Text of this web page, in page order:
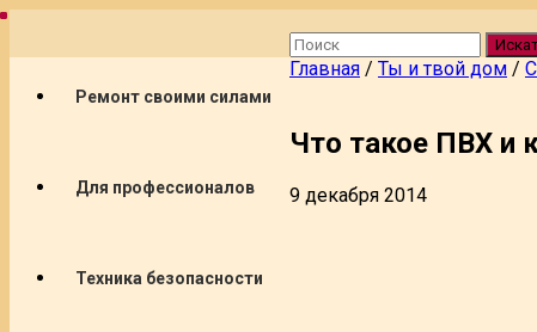
Ремонт своими силами
Для профессионалов
Техника безопасности
Главная / Ты и твой дом /
Что такое ПВХ и
9 декабря 2014